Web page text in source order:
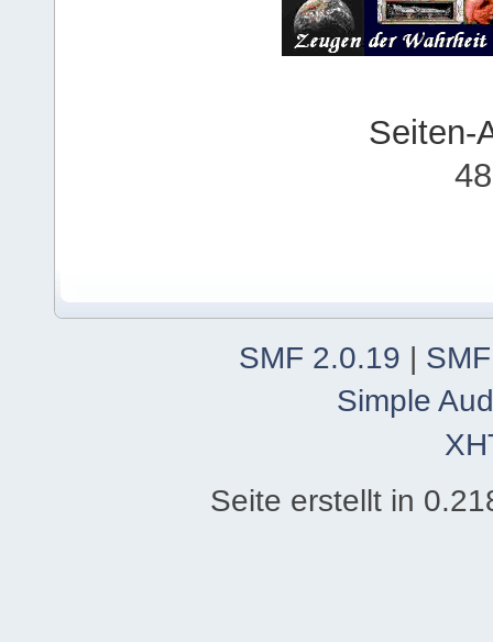
Seiten-
SMF 2.0.19 |
Simple
Seite erstellt in